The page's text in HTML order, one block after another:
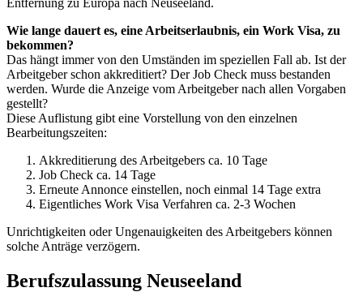
Wie lange dauert es, eine Arbeitserlaubnis, ein Work Visa, zu
bekommen?
Das hängt immer von den Umständen im speziellen Fall ab. Ist der
Arbeitgeber schon akkreditiert? Der Job Check muss bestanden
werden. Wurde die Anzeige vom Arbeitgeber nach allen Vorgaben
gestellt?
Diese Auflistung gibt eine Vorstellung von den einzelnen
Bearbeitungszeiten:
Akkreditierung des Arbeitgebers ca. 10 Tage
Job Check ca. 14 Tage
Erneute Annonce einstellen, noch einmal 14 Tage extra
Eigentliches Work Visa Verfahren ca. 2-3 Wochen
Unrichtigkeiten oder Ungenauigkeiten des Arbeitgebers können
solche Anträge verzögern.
Berufszulassung Neuseeland